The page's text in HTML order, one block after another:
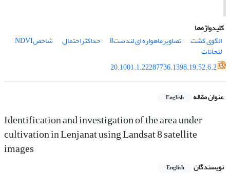
کلیدواژه‌ها
الگوی کشت
تصاویرماهواره ای لندست8 حداکثراحتمال شاخصNDVI
لنجانات
20.1001.1.22287736.1398.19.52.6.2
عنوان مقاله English
Identification and investigation of the area under
cultivation in Lenjanat using Landsat 8 satellite
images
نویسندگان English